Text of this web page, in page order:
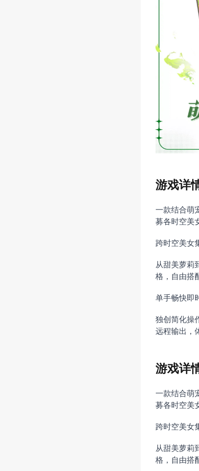
游戏详
一款结合萌
募各时空美
跨时空美女
从甜美萝莉
格，自由搭
单手畅快即
独创简化操
远程输出，
游戏详
一款结合萌
募各时空美
跨时空美女
从甜美萝莉
格，自由搭